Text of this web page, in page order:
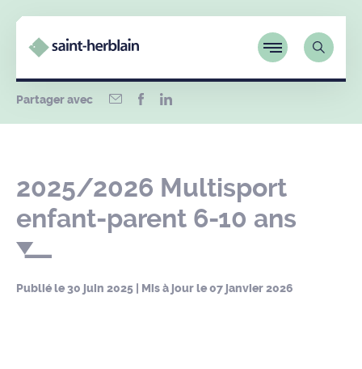
Partager avec
2025/2026 Multisport
enfant-parent 6-10 ans
Publié le30 juin 2025 | Mis à jour le07 janvier 2026